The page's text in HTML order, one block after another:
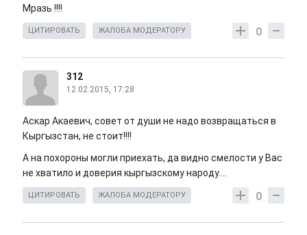
Мразь !!!!
0
ЦИТИРОВАТЬ ЖАЛОБА МОДЕРАТОРУ
312
12.02.2015, 17:28
Аскар Акаевич, совет от души не надо возвращаться в
Кыргызстан, не стоит!!!!
А на похороны могли приехать, да видно смелости у Вас
не хватило и доверия кыргызскому народу....
0
ЦИТИРОВАТЬ ЖАЛОБА МОДЕРАТОРУ